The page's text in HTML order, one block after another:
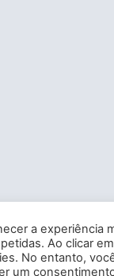
a experiência
Ao clicar
No entanto,
um